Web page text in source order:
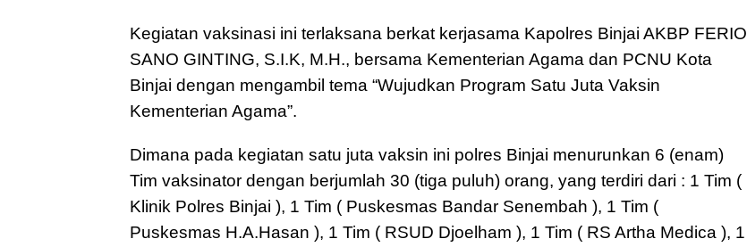
Kegiatan vaksinasi ini terlaksana berkat kerjasama Kapolres Binjai AKBP FERIO
SANO GINTING, S.I.K, M.H., bersama Kementerian Agama dan PCNU Kota
Binjai dengan mengambil tema “Wujudkan Program Satu Juta Vaksin
Kementerian Agama”.
Dimana pada kegiatan satu juta vaksin ini polres Binjai menurunkan 6 (enam)
Tim vaksinator dengan berjumlah 30 (tiga puluh) orang, yang terdiri dari : 1 Tim (
Klinik Polres Binjai ), 1 Tim ( Puskesmas Bandar Senembah ), 1 Tim (
Puskesmas H.A.Hasan ), 1 Tim ( RSUD Djoelham ), 1 Tim ( RS Artha Medica ), 1